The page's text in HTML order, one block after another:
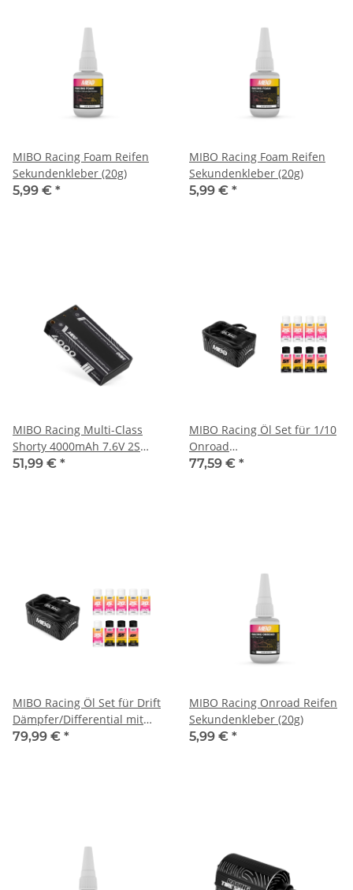
MIBO Racing Foam Reifen
Sekundenkleber (20g)
5,99 € *
MIBO Racing Foam Reifen
Sekundenkleber (20g)
5,99 € *
MIBO Racing Multi-Class
Shorty 4000mAh 7.6V 2S
130C/260C HV LiPo (4mm,
51,99 € *
MIBO Racing Öl Set für 1/10
Onroad
Dämpfer/Differential mit
77,59 € *
MIBO Racing Öl Set für Drift
Dämpfer/Differential mit
Tasche (MB-8001)
79,99 € *
MIBO Racing Onroad Reifen
Sekundenkleber (20g)
5,99 € *